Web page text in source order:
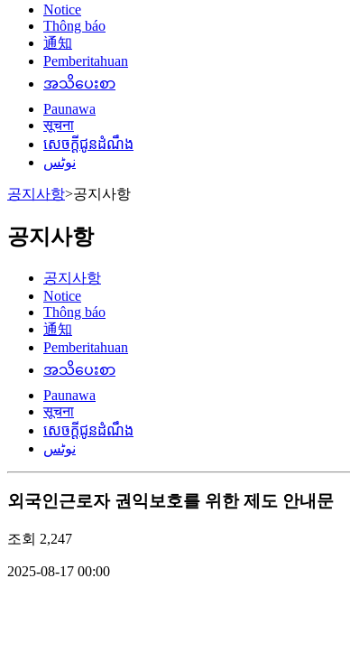
Notice
Thông báo
通知
Pemberitahuan
အသိပေးစာ
Paunawa
सूचना
សេចក្តីជូនដំណឹង
نوٹس
공지사항>공지사항
공지사항
공지사항
Notice
Thông báo
通知
Pemberitahuan
အသိပေးစာ
Paunawa
सूचना
សេចក្តីជូនដំណឹង
نوٹس
외국인근로자 권익보호를 위한 제도 안내문
조회 2,247
2025-08-17 00:00